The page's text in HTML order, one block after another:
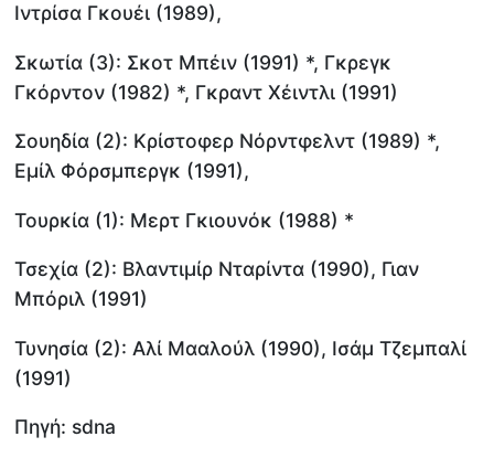
Ιντρίσα Γκουέι (1989),
Σκωτία (3): Σκοτ Μπέιν (1991) *, Γκρεγκ
Γκόρντον (1982) *, Γκραντ Χέιντλι (1991)
Σουηδία (2): Κρίστοφερ Νόρντφελντ (1989) *,
Εμίλ Φόρσμπεργκ (1991),
Τουρκία (1): Μερτ Γκιουνόκ (1988) *
Τσεχία (2): Βλαντιμίρ Νταρίντα (1990), Γιαν
Μπόριλ (1991)
Τυνησία (2): Αλί Μααλούλ (1990), Ισάμ Τζεμπαλί
(1991)
Πηγή: sdna